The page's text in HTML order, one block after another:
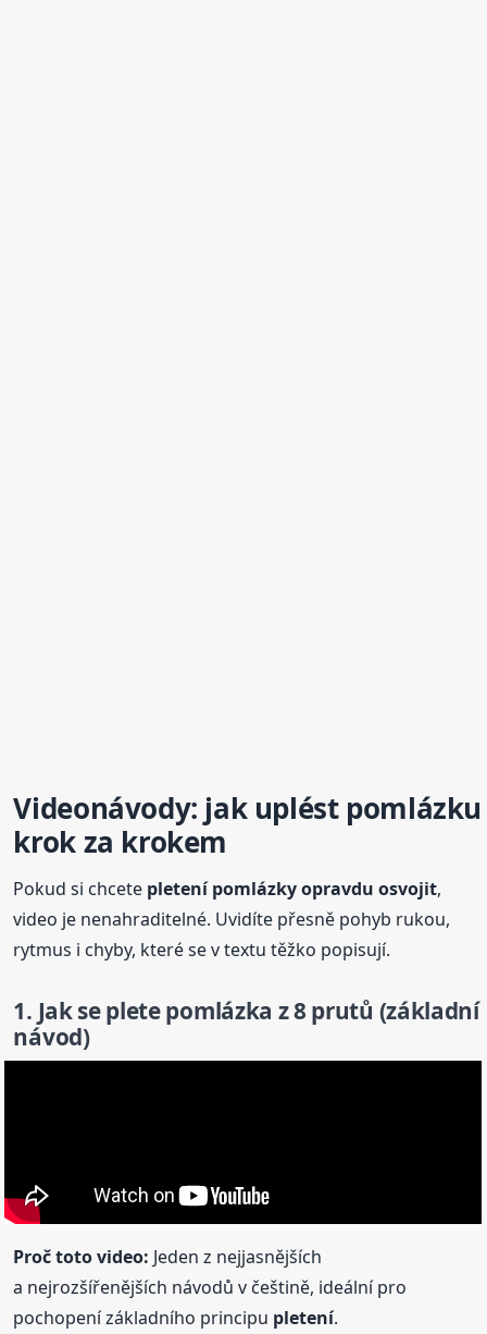
Videonávody: jak uplést pomlázku
krok za krokem
Pokud si chcete pletenípomlázky opravdu osvojit,
video je nenahraditelné. Uvidíte přesně pohyb rukou,
rytmus i chyby, které se v textu těžko popisují.
1. Jak se plete pomlázka z 8 prutů (základní
návod)
Proč toto video: Jeden z nejjasnějších
a nejrozšířenějších návodů v češtině, ideální pro
pochopení základního principu pletení.